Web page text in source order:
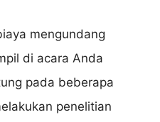
mengundang
di acara Anda
pada beberapa
penelitian